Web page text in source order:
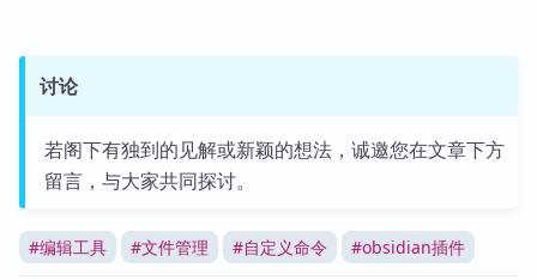
讨论
若阁下有独到的见解或新颖的想法，诚邀您在文章下方
留言，与大家共同探讨。
#编辑工具 #文件管理 #自定义命令 #obsidian插件